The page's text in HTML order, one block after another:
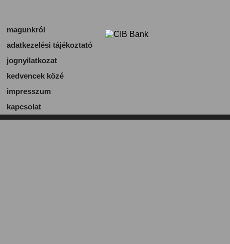
magunkról
adatkezelési tájékoztató
jognyilatkozat
kedvencek közé
impresszum
kapcsolat